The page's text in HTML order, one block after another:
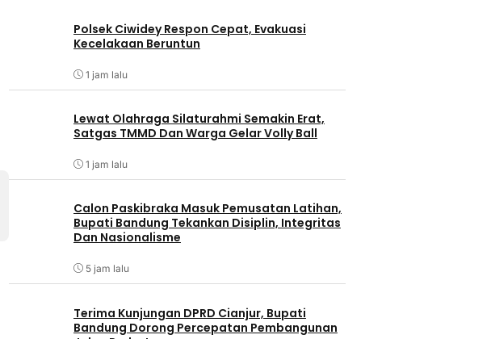
Polsek Ciwidey Respon Cepat, Evakuasi
Kecelakaan Beruntun
1 jam lalu
Lewat Olahraga Silaturahmi Semakin Erat,
Satgas TMMD Dan Warga Gelar Volly Ball
1 jam lalu
Calon Paskibraka Masuk Pemusatan Latihan,
Bupati Bandung Tekankan Disiplin, Integritas
Dan Nasionalisme
5 jam lalu
Terima Kunjungan DPRD Cianjur, Bupati
Bandung Dorong Percepatan Pembangunan